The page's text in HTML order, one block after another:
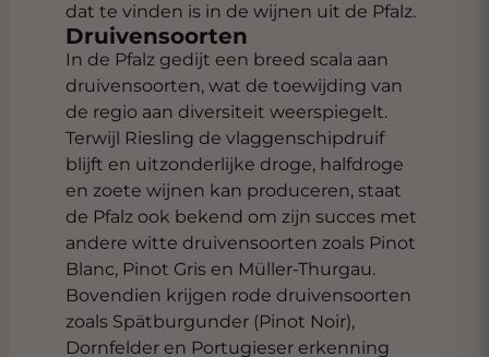
dat te vinden is in de wijnen uit de Pfalz.
Druivensoorten
In de Pfalz gedijt een breed scala aan
druivensoorten, wat de toewijding van
de regio aan diversiteit weerspiegelt.
Terwijl Riesling de vlaggenschipdruif
blijft en uitzonderlijke droge, halfdroge
en zoete wijnen kan produceren, staat
de Pfalz ook bekend om zijn succes met
andere witte druivensoorten zoals Pinot
Blanc, Pinot Gris en Müller-Thurgau.
Bovendien krijgen rode druivensoorten
zoals Spätburgunder (Pinot Noir),
Dornfelder en Portugieser erkenning